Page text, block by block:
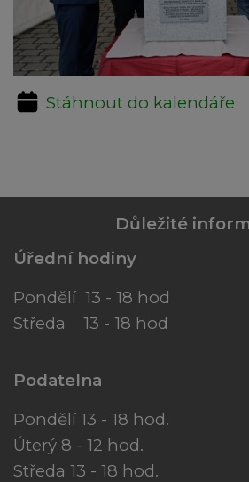
Stáhnout do kalendáře
Důležité
Úřední hodiny
Pondělí 13 - 18 hod
Středa 13 - 18 hod
Podatelna
Pondělí 13 - 18 hod.
Úterý 8 - 12 hod.
Středa 13 - 18 hod.